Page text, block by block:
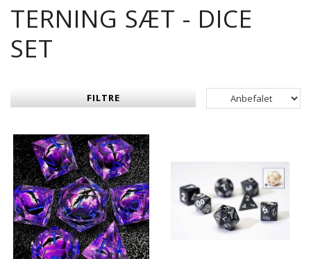
TERNING SÆT - DICE
SET
FILTRE